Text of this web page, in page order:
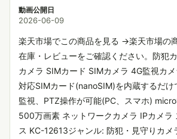
動画公開日
2026-06-09
楽天市場でこの商品を見る →楽天市場の
在庫・レビューをご確認ください。防犯
カメラ SIMカード SIMカメラ 4G監視カ
対応SIMカード(nanoSIM)を内蔵するだけ
監視、PTZ操作が可能(PC、スマホ)
500万画素 ネットワークカメラ IPカメラ
ス KC-12613ジャンル: 防犯・見守りカメ